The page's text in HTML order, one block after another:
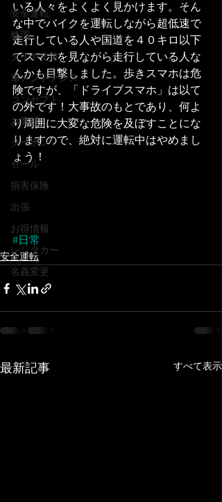
安全運転
修理
タイヤ交換
車メンテナンス
コンセプト
お客様
クーポン
セール
損害保険
出張
お得情報
レンタカー
名義変更
いる人々をよくよく見かけます。そん
な中でバイクを運転しながら超低速で
走行している人や国道を４０キロ以下
でスマホを見ながら走行している人な
んかも目撃しました。歩きスマホは危
険ですが、「ドライブスマホ」は以て
の外です！大事故のもとであり、何よ
り周囲に大変な危険を及ぼすことにな
りますので、絶対に運転中はやめまし
ょう！
#日常
安全運転
最新記事 すべて表示